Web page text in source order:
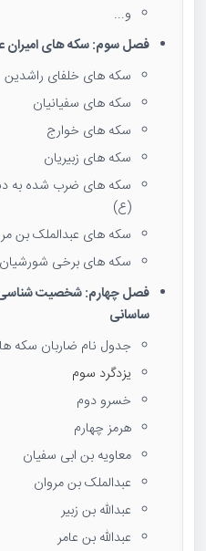
و...
فصل سوم: سکه های امیران
سکه های خلفای راشدین
سکه های سفیانیان
سکه های خوارج
سکه های زبیریان
سکه های ضرب شده به
(ع)
سکه های عبدالملک بن
سکه های برخی
فصل چهارم: شخصیت
ساسانی
جدول نام ضاربان سکه
یزدگرد سوم
خسرو دوم
هرمز چهارم
معاویه بن ابی سفیان
عبدالملک بن مروان
عبدالله بن زبیر
عبدالله بن عامر